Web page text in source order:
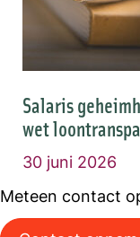
Salaris
wet
30 juni 2026
Meteen contact